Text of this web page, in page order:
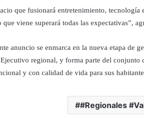
que fusionará entretenimiento,
viene superará todas las expectativas”,
anuncio se enmarca en la nueva etapa de
regional, y forma parte del conjunto
y con calidad de vida para sus
#Regionales